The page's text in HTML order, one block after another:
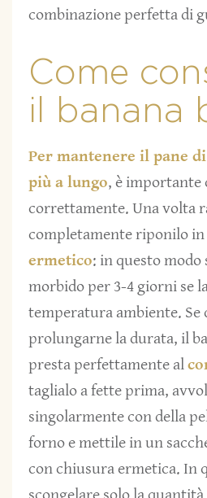
combinazione perfetta di
Come
il banana
Per mantenere il pane
più a lungo, è importante
correttamente. Una volta
completamente riponilo
ermetico: in questo
morbido per 3-4 giorni se
temperatura ambiente. Se
prolungarne la durata, il
presta perfettamente al
taglialo a fette prima,
singolarmente con della
forno e mettile in un
con chiusura ermetica. In